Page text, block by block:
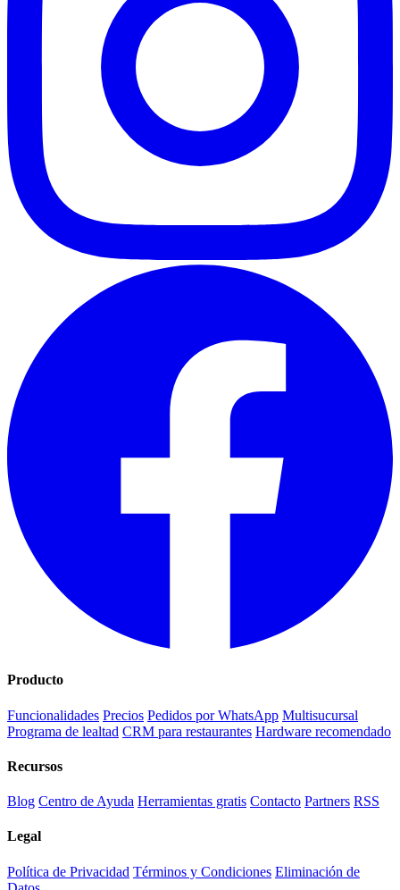
Producto
Funcionalidades Precios Pedidos por WhatsApp Multisucursal
Programa de lealtad CRM para restaurantes Hardware recomendado
Recursos
Blog Centro de Ayuda Herramientas gratis Contacto Partners RSS
Legal
Política de Privacidad Términos y Condiciones Eliminación de